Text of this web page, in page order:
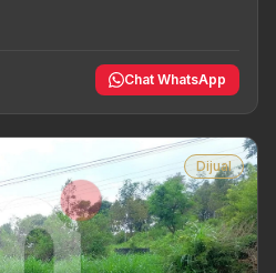
Chat WhatsApp
Dijual